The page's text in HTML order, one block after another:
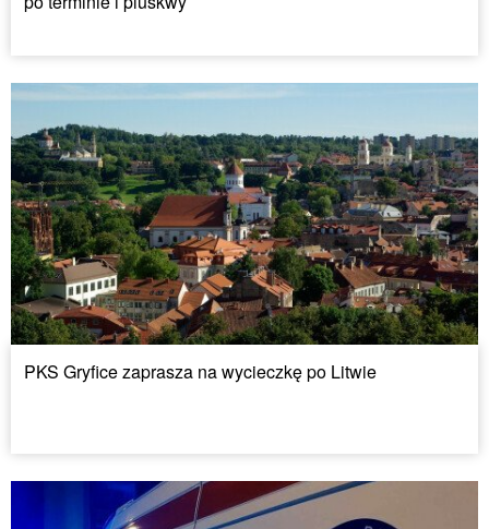
PKS Gryfice zaprasza na wycieczkę po Litwie